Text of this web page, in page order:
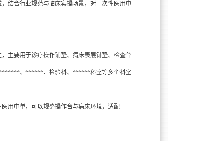
结合行业规范与临床实操场景，对一次性医用中
主要用于诊疗操作铺垫、病床表层铺垫、检查台
、******、检验科、******科室等多个科室
用中单，可以规整操作台与病床环境，适配